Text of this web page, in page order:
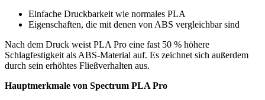
Einfache Druckbarkeit wie normales PLA
Eigenschaften, die mit denen von ABS vergleichbar sind
Nach dem Druck weist PLA Pro eine fast 50 % höhere
Schlagfestigkeit als ABS-Material auf. Es zeichnet sich außerdem
durch sein erhöhtes Fließverhalten aus.
Hauptmerkmale von Spectrum PLA Pro